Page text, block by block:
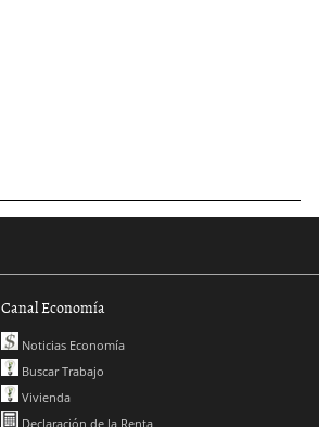
Canal Economía
Noticias Economía
Buscar Trabajo
Vivienda
Declaración de la Renta